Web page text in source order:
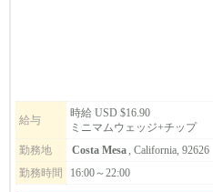
案できます。
店舗を盛り上げるイベント企画、
案など、スタッフ一人ひとりの意
給与
時給 USD $16.90
ミニマムウェッジ+チップ
勤務地
Costa Mesa, California, 92626
勤務時間
16:00～22:00